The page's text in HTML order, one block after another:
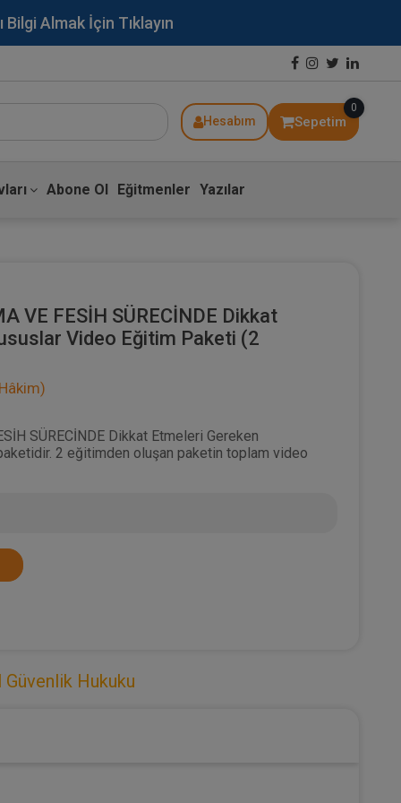
Almak İçin Tıklayın
Hesabım Sepetim
0
Abone Ol Eğitmenler Yazılar
VE FESİH SÜRECİNDE Dikkat
Video Eğitim Paketi (2
SÜRECİNDE Dikkat Etmeleri Gereken
2 eğitimden oluşan paketin toplam video
Hukuku